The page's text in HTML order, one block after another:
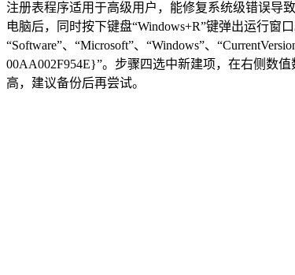
注册表程序适用于高级用户，能修复系统级错误导
电脑后，同时按下键盘“Windows+R”键弹出运行窗
“Software”、“Microsoft”、“Windows”、
00AA002F954E}”。步骤四选中新建项，在右侧数
高，建议备份后再尝试。